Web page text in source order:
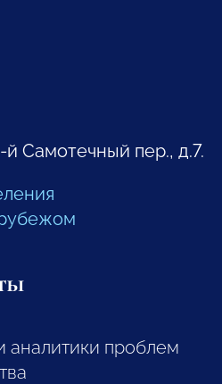
й Самотечный пер., д.7.
аналитики проблем